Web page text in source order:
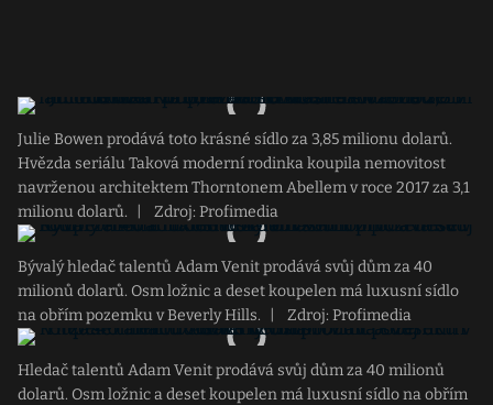
Julie Bowen prodává toto krásné sídlo za 3,85 milionu dolarů.
Hvězda seriálu Taková moderní rodinka koupila nemovitost
navrženou architektem Thorntonem Abellem v roce 2017 za 3,1
milionu dolarů.
Zdroj: Profimedia
Bývalý hledač talentů Adam Venit prodává svůj dům za 40
milionů dolarů. Osm ložnic a deset koupelen má luxusní sídlo
na obřím pozemku v Beverly Hills.
Zdroj: Profimedia
Hledač talentů Adam Venit prodává svůj dům za 40 milionů
dolarů. Osm ložnic a deset koupelen má luxusní sídlo na obřím